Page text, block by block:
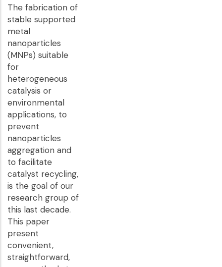
The fabrication of
stable supported
metal
nanoparticles
(MNPs) suitable
for
heterogeneous
catalysis or
environmental
applications, to
prevent
nanoparticles
aggregation and
to facilitate
catalyst recycling,
is the goal of our
research group of
this last decade.
This paper
present
convenient,
straightforward,